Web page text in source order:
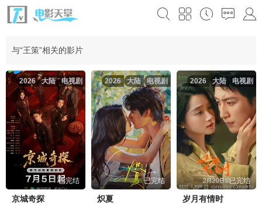
与“王策”相关的影片
电视剧
大陆
2026
已完结
京城奇探
电视剧
大陆
2026
已完结
炽夏
电视剧
大陆
2026
已完结
岁月有情时